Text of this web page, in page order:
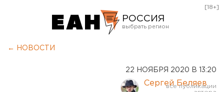
РОССИЯ
Курган
[18+]
← НОВОСТИ
22 НОЯБРЯ 2020 В 13:20
Сергей Беляев